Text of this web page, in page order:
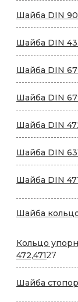
Шайба DIN
Шайба DIN
Шайба DIN
Шайба DIN
Шайба DIN
Шайба DIN
Шайба DIN
Шайба
Кольцо
472,47127
Шайба